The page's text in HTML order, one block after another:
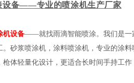
设备——专业的喷涂机生产厂家
机设备——就找雨滴智能喷涂。我们是一
。砂浆喷涂机，涂料喷涂机，专业的涂
枪体轻量化设计，更适合长时间手持工